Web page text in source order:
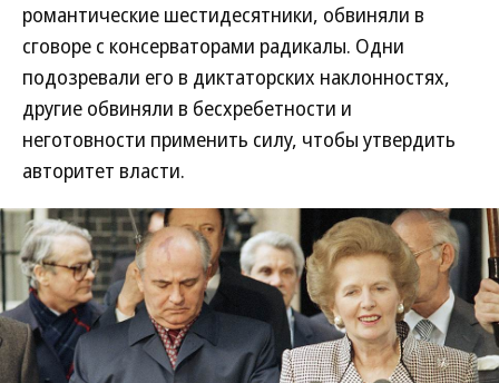
романтические шестидесятники, обвиняли в
сговоре с консерваторами радикалы. Одни
подозревали его в диктаторских наклонностях,
другие обвиняли в бесхребетности и
неготовности применить силу, чтобы утвердить
авторитет власти.